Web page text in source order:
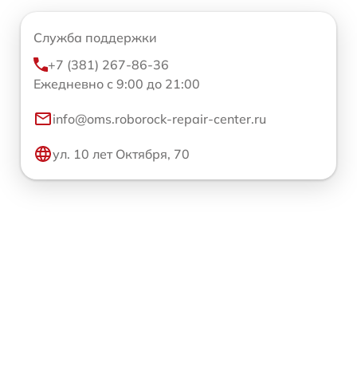
Служба поддержки
+7 (381) 267-86-36
Ежедневно с 9:00 до 21:00
info@oms.roborock-repair-center.ru
ул. 10 лет Октября, 70